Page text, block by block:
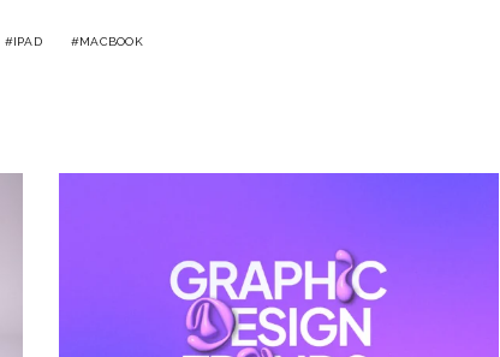
IPAD MACBOOK